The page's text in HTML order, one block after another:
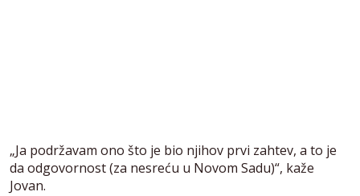
„Ja podržavam ono što je bio njihov prvi zahtev, a to je
da odgovornost (za nesreću u Novom Sadu)“, kaže
Jovan.